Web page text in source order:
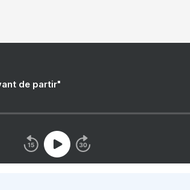
de partir"